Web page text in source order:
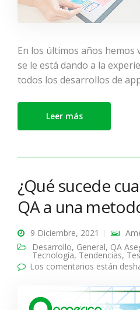
En los últimos años hemos
se le está dando a la
todos los desarrollos de
Leer más
¿Qué sucede
QA a una
9 Diciembre, 2021
Desarrollo, General, QA
Tecnología, Tendencias,
Los comentarios están